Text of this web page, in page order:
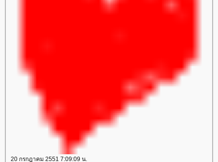
20 กรกฎาคม 2551 7:09:09 น.